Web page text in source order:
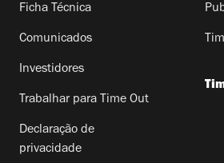
Ficha Técnica
Comunicados
Investidores
Trabalhar para Time Out
Declaração de
privacidade